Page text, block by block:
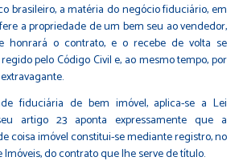
brasileiro, a matéria do negócio fiduciário, em
a propriedade de um bem seu ao vendedor,
honrará o contrato, e o recebe de volta se
pelo Código Civil e, ao mesmo tempo, por
fiduciária de bem imóvel, aplica-se a Lei
artigo 23 aponta expressamente que a
coisa imóvel constitui-se mediante registro, no
do contrato que lhe serve de título.